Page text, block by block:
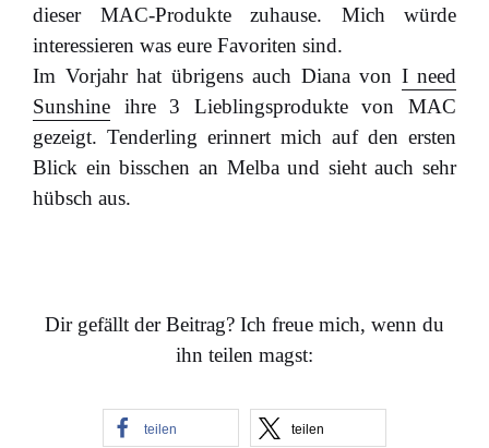
dieser MAC-Produkte zuhause. Mich würde
interessieren was eure Favoriten sind.
Im Vorjahr hat übrigens auch Diana von I need
Sunshine ihre 3 Lieblingsprodukte von MAC
gezeigt. Tenderling erinnert mich auf den ersten
Blick ein bisschen an Melba und sieht auch sehr
hübsch aus.
Dir gefällt der Beitrag? Ich freue mich, wenn du
ihn teilen magst:
teilen teilen